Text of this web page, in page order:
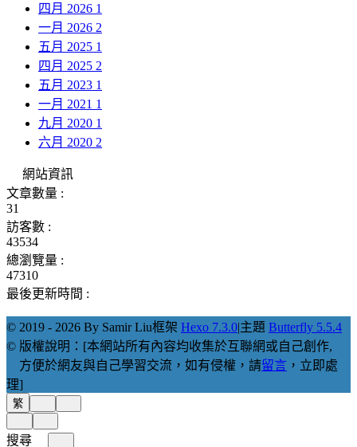
四月 2026 1
一月 2026 2
五月 2025 1
四月 2025 2
五月 2023 1
一月 2021 1
九月 2020 1
六月 2020 2
網站資訊
文章數量 :
31
訪客數 :
43534
總瀏覽量 :
47310
最後更新時間 :
© 2019 - 2026 By Samir Liu框架 Hexo 7.3.0|主題 Butterfly 5.5.4
© 版權說明：[本網站所有內容均收集於互聯網或自己創作,
方便於網友與自己學習交流，如有侵權，請留言 ，立即處
理]
繁
搜尋